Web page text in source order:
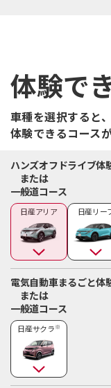
体験で
車種を選択すると、
体験できるコース
ハンズオフドライブ体
または
一般道コース
日産アリア 日産リー
電気自動車まるごと体
または
一般道コース
日産サクラ※